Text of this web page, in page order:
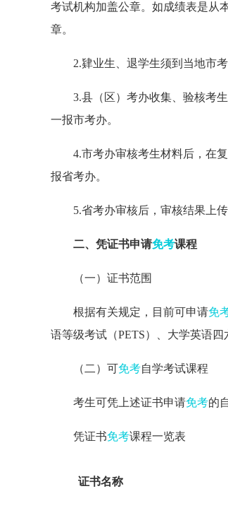
考试机构加盖公章。如成绩表是从
章。
2.肄业生、退学生须到当地市
3.县（区）考办收集、验核考
一报市考办。
4.市考办审核考生材料后，在
报省考办。
5.省考办审核后，审核结果上
二、凭证书申请免考课程
（一）证书范围
根据有关规定，目前可申请免
语等级考试（PETS）、大学英语四
（二）可免考自学考试课程
考生可凭上述证书申请免考的
凭证书免考课程一览表
证书名称